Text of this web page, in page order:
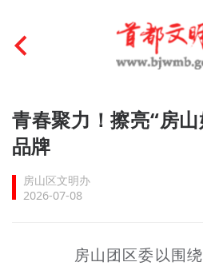
首页
文明创建
文明实践
未成年人思想道德建设
青春聚力！擦亮“房
品牌
房山区文明办
2026-07-08
房山团区委以围绕